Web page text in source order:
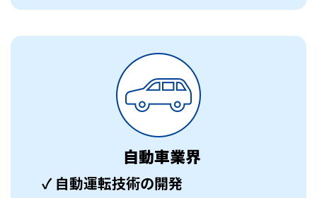
自動車業界
✓ 自動運転技術の開発